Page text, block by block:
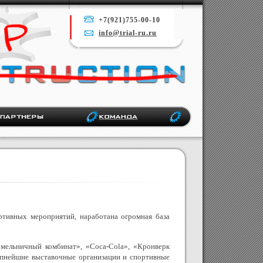
+7(921)755-00-10
info@trial-ru.ru
мероприятий, наработана огромная база
комбинат», «Coca-Cola», «Кронверк
выставочные организации и спортивные